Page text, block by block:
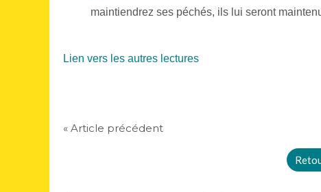
maintiendrez ses péchés, ils lui seront
Lien vers les autres lectures
« Article précédent